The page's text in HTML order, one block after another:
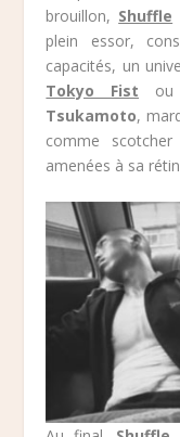
brouillon, Shuffle
plein essor,
capacités, un
Tokyo Fist ou
Tsukamoto,
comme
amenées à sa